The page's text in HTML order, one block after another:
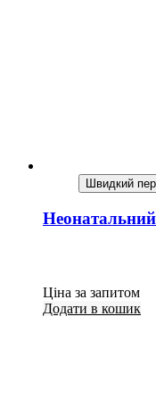
Швидкий
Ціна за запитом
Додати в кошик